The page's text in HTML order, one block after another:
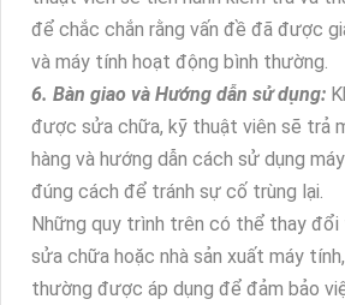
để chắc chắn rằng vấn đề đã được
và máy tính hoạt động bình thường.
6. Bàn giao và Hướng dẫn sử dụng:
được sửa chữa, kỹ thuật viên sẽ trả
hàng và hướng dẫn cách sử dụng
đúng cách để tránh sự cố trùng lại.
Những quy trình trên có thể thay
sửa chữa hoặc nhà sản xuất máy
thường được áp dụng để đảm bảo